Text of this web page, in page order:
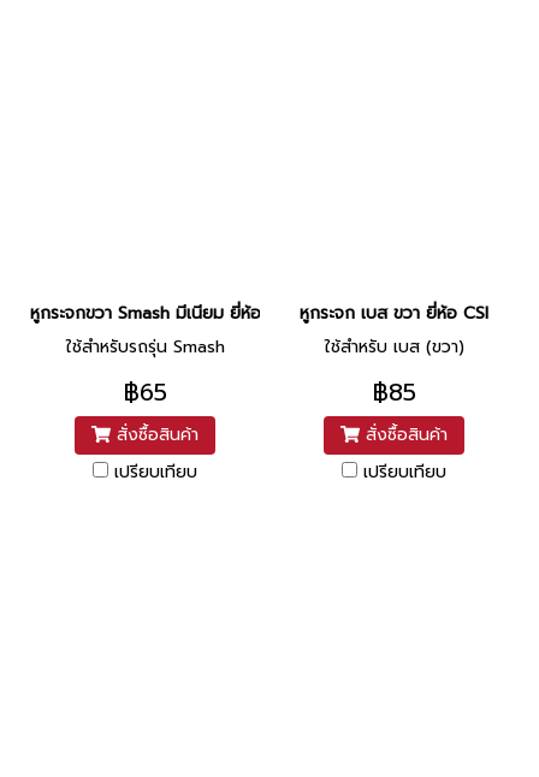
หูกระจกขวา Smash มีเนียม ยี่ห้อ CSI (L2-1)
ใช้สำหรับรถรุ่น Smash
฿65
สั่งซื้อสินค้า
เปรียบเทียบ
หูกระจก เบส ขวา ยี่ห้อ CSI
ใช้สำหรับ เบส (ขวา)
฿85
สั่งซื้อสินค้า
เปรียบเทียบ